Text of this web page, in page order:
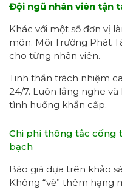
Đội ngũ nhân viên tận
Khác với một số đơn vị
môn. Môi Trường Phát
cho từng nhân viên.
Tinh thần trách nhiệm
24/7. Luôn lắng nghe
tình huống khẩn cấp.
Chi phí thông tắc cống
bạch
Báo giá dựa trên khảo
Không “vẽ” thêm hạng